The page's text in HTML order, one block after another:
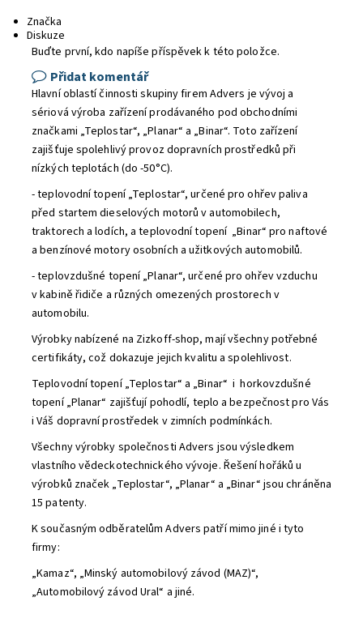
Značka
Diskuze
Buďte první, kdo napíše příspěvek k této položce.
Přidat komentář
Hlavní oblastí činnosti skupiny firem Advers je vývoj a
sériová výroba zařízení prodávaného pod obchodními
značkami „Teplostar“, „Planar“ a „Binar“. Toto zařízení
zajišťuje spolehlivý provoz dopravních prostředků při
nízkých teplotách (do -50°С).
- teplovodní topení „Teplostar“, určené pro ohřev paliva
před startem dieselových motorů v automobilech,
traktorech a lodích, a teplovodní topení „Binar“ pro naftové
a benzínové motory osobních a užitkových automobilů.
- teplovzdušné topení „Planar“, určené pro ohřev vzduchu
v kabině řidiče a různých omezených prostorech v
automobilu.
Výrobky nabízené na Zizkoff-shop, mají všechny potřebné
certifikáty, což dokazuje jejich kvalitu a spolehlivost.
Teplovodní topení „Teplostar“ a „Binar“ i horkovzdušné
topení „Planar“ zajišťují pohodlí, teplo a bezpečnost pro Vás
i Váš dopravní prostředek v zimních podmínkách.
Všechny výrobky společnosti Advers jsou výsledkem
vlastního vědeckotechnického vývoje. Řešení hořáků u
výrobků značek „Teplostar“, „Planar“ a „Binar“ jsou chráněna
15 patenty.
K současným odběratelům Advers patří mimo jiné i tyto
firmy:
„Kamaz“, „Minský automobilový závod (MAZ)“,
„Automobilový závod Ural“ a jiné.